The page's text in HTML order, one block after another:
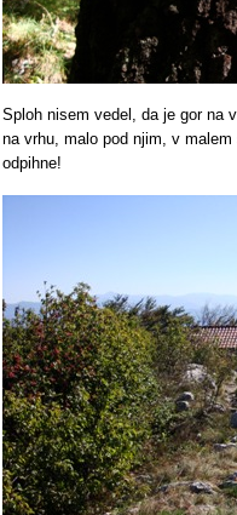
Sploh nisem vedel, da je gor na
na vrhu, malo pod njim, v
odpihne!